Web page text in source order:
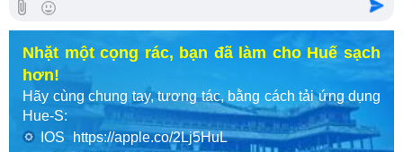
Nhặt một cọng rác, bạn đã làm cho Huế sạch
hơn!
Hãy cùng chung tay, tương tác, bằng cách tải ứng dụng
Hue-S:
IOS
https://apple.co/2Lj5HuL